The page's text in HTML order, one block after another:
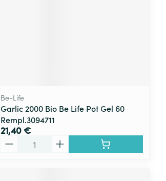
Be-Life
Garlic 2000 Bio Be Life Pot Gel 60
Rempl.3094711
21,40 €